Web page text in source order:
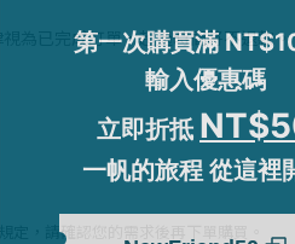
為已完成訂單，超過時間將不退款。
，請確認您的需求後再下單購買。